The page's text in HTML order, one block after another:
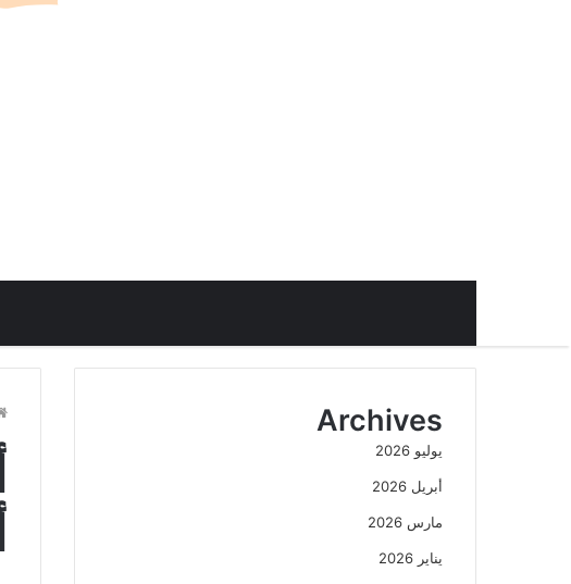
Archives
يوليو 2026
أبريل 2026
مارس 2026
يناير 2026